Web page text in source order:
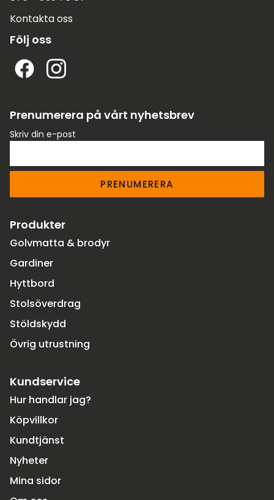
Kontakta oss
Följ oss
Prenumerera på vårt nyhetsbrev
Skriv din e-post
PRENUMERERA
Produkter
Golvmatta & brodyr
Gardiner
Hyttbord
Stolsöverdrag
Stöldskydd
Övrig utrustning
Kundservice
Hur handlar jag?
Köpvillkor
Kundtjänst
Nyheter
Mina sidor